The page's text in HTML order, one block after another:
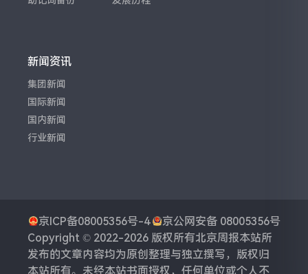
新闻资讯
集团新闻
国际新闻
国内新闻
行业新闻
京ICP备08005356号-4
京公网安备 08005356号
Copyright © 2022-2026 版权所有北京周报本站所
发布的文章内容均为原创整理与独立撰写，版权归
本站所有。未经本站书面授权，任何单位或个人不